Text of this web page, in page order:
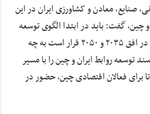
صنایع، معادن و کشاورزی ایران در این
چین، گفت: باید در ابتدا الگوی توسعه
چین را درک کنیم و ببینیم که چین در افق ۲۰۳۵ و ۲۰۵۰ قرار است به چه
توسعه روابط ایران و چین را با مسیر
برای فعالان اقتصادی چین، حضور در